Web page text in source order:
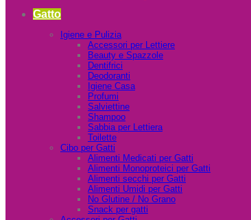
Gatto
Igiene e Pulizia
Accessori per Lettiere
Beauty e Spazzole
Dentifrici
Deodoranti
Igiene Casa
Profumi
Salviettine
Shampoo
Sabbia per Lettiera
Toilette
Cibo per Gatti
Alimenti Medicati per Gatti
Alimenti Monoproteici per Gatti
Alimenti secchi per Gatti
Alimenti Umidi per Gatti
No Glutine / No Grano
Snack per gatti